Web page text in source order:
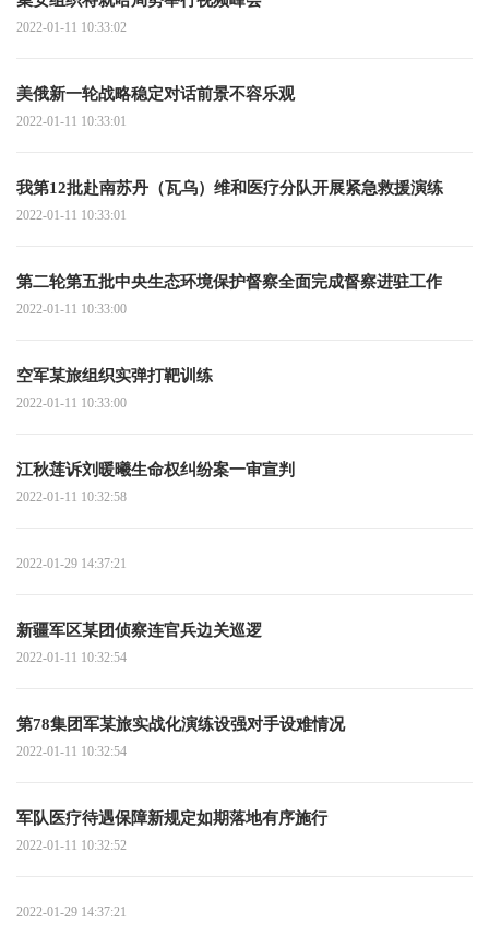
2022-01-11 10:33:02
美俄新一轮战略稳定对话前景不容乐观
2022-01-11 10:33:01
我第12批赴南苏丹（瓦乌）维和医疗分队开展紧急救援演练
2022-01-11 10:33:01
第二轮第五批中央生态环境保护督察全面完成督察进驻工作
2022-01-11 10:33:00
空军某旅组织实弹打靶训练
2022-01-11 10:33:00
江秋莲诉刘暖曦生命权纠纷案一审宣判
2022-01-11 10:32:58
2022-01-29 14:37:21
新疆军区某团侦察连官兵边关巡逻
2022-01-11 10:32:54
第78集团军某旅实战化演练设强对手设难情况
2022-01-11 10:32:54
军队医疗待遇保障新规定如期落地有序施行
2022-01-11 10:32:52
2022-01-29 14:37:21